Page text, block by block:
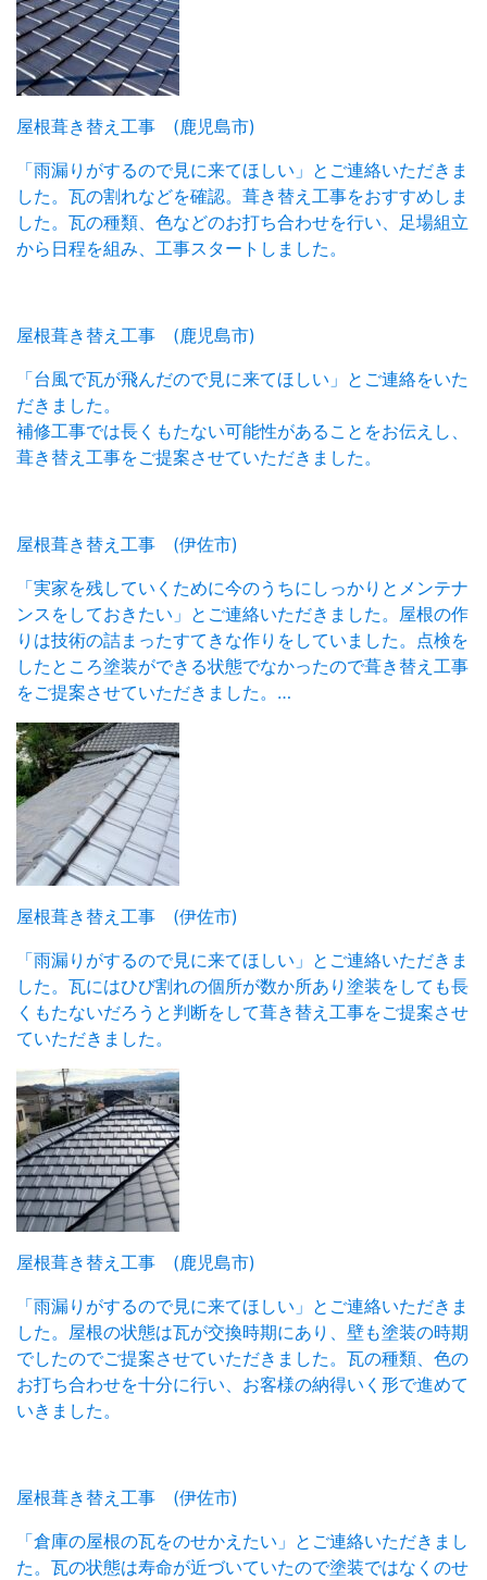
屋根葺き替え工事 (鹿児島市)
「雨漏りがするので見に来てほしい」とご連絡いただきま
した。瓦の割れなどを確認。葺き替え工事をおすすめしま
した。瓦の種類、色などのお打ち合わせを行い、足場組立
から日程を組み、工事スタートしました。
屋根葺き替え工事 (鹿児島市)
「台風で瓦が飛んだので見に来てほしい」とご連絡をいた
だきました。
補修工事では長くもたない可能性があることをお伝えし、
葺き替え工事をご提案させていただきました。
屋根葺き替え工事 (伊佐市)
「実家を残していくために今のうちにしっかりとメンテナ
ンスをしておきたい」とご連絡いただきました。屋根の作
りは技術の詰まったすてきな作りをしていました。点検を
したところ塗装ができる状態でなかったので葺き替え工事
をご提案させていただきました。…
屋根葺き替え工事 (伊佐市)
「雨漏りがするので見に来てほしい」とご連絡いただきま
した。瓦にはひび割れの個所が数か所あり塗装をしても長
くもたないだろうと判断をして葺き替え工事をご提案させ
ていただきました。
屋根葺き替え工事 (鹿児島市)
「雨漏りがするので見に来てほしい」とご連絡いただきま
した。屋根の状態は瓦が交換時期にあり、壁も塗装の時期
でしたのでご提案させていただきました。瓦の種類、色の
お打ち合わせを十分に行い、お客様の納得いく形で進めて
いきました。
屋根葺き替え工事 (伊佐市)
「倉庫の屋根の瓦をのせかえたい」とご連絡いただきまし
た。瓦の状態は寿命が近づいていたので塗装ではなくのせ